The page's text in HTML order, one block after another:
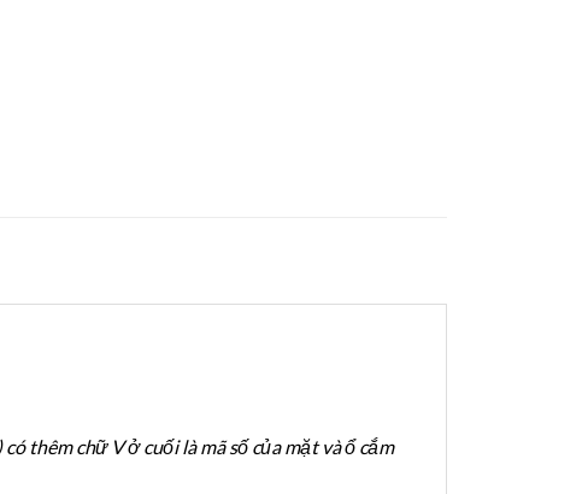
thêm chữ V ở cuối là mã số của mặt và ổ cắm